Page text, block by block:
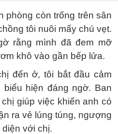
phòng còn trống trên sân
tôi nuôi mấy chú vẹt.
rằng mình đã đem mỡ
khô vào gần bếp lửa.
đến ở, tôi bắt đầu cảm
hiện đáng ngờ. Ban
giúp việc khiến anh có
ra vẻ lúng túng, ngượng
với chị.